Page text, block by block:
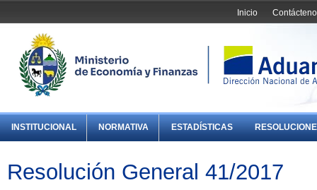
Inicio
INSTITUCIONAL NORMATIVA ESTADÍSTICAS
Resolución General 41/2017